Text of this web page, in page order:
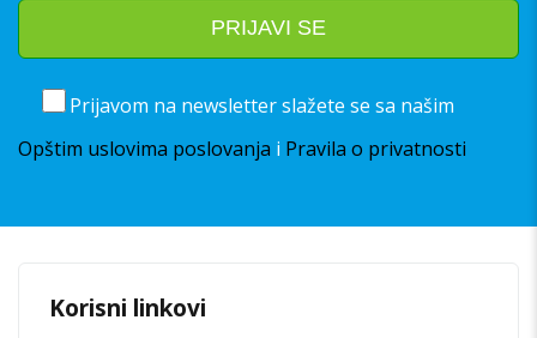
Prijavom na newsletter slažete se sa našim
Opštim uslovima poslovanja i Pravila o privatnosti
Korisni linkovi